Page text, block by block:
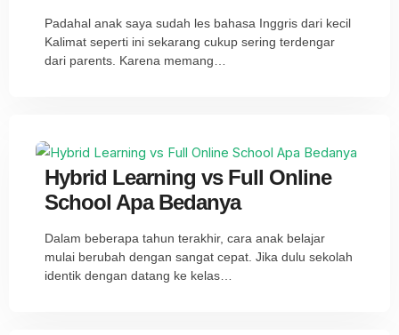
Padahal anak saya sudah les bahasa Inggris dari kecil
Kalimat seperti ini sekarang cukup sering terdengar
dari parents. Karena memang…
Hybrid Learning vs Full Online
School Apa Bedanya
Dalam beberapa tahun terakhir, cara anak belajar
mulai berubah dengan sangat cepat. Jika dulu sekolah
identik dengan datang ke kelas…